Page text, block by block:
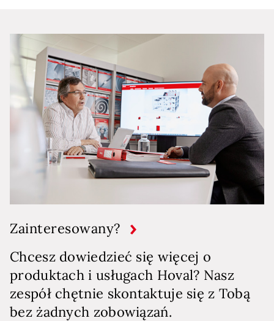
Zainteresowany?
Chcesz dowiedzieć się więcej o
produktach i usługach Hoval? Nasz
zespół chętnie skontaktuje się z Tobą
bez żadnych zobowiązań.